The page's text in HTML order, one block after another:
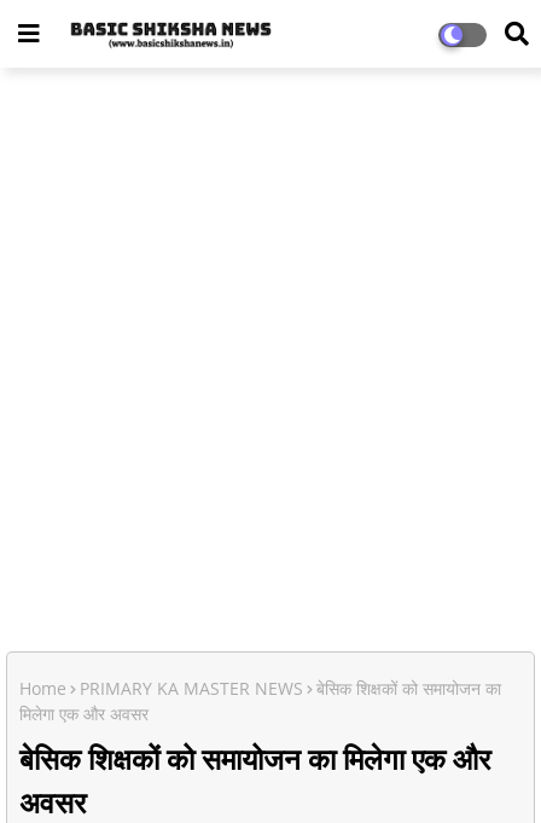
Home PRIMARY KA MASTER NEWS
बेसिक शिक्षकों को समायोजन का
मिलेगा एक और अवसर
बेसिक शिक्षकों को समायोजन का मिलेगा एक और
अवसर